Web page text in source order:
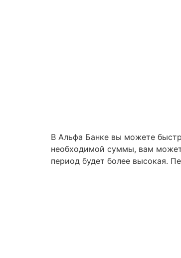
В Альфа Банке вы можете
необходимой суммы, вам может
период будет более высокая.